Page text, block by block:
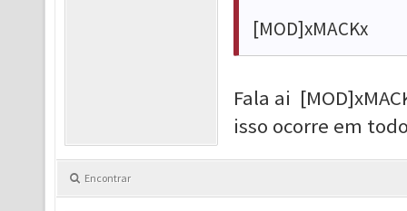
[MOD]xMACKx
Fala ai
isso ocorre em
Encontrar